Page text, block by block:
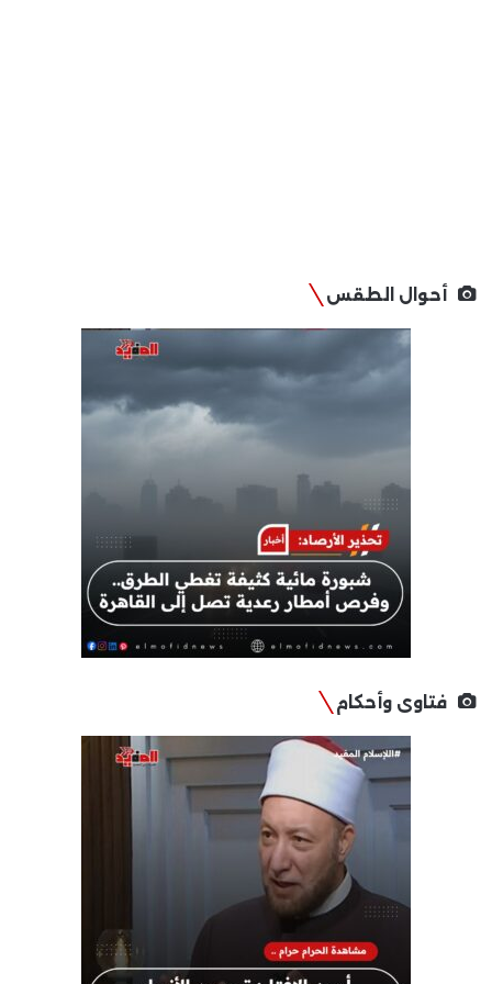
أحوال الطقس
فتاوى وأحكام